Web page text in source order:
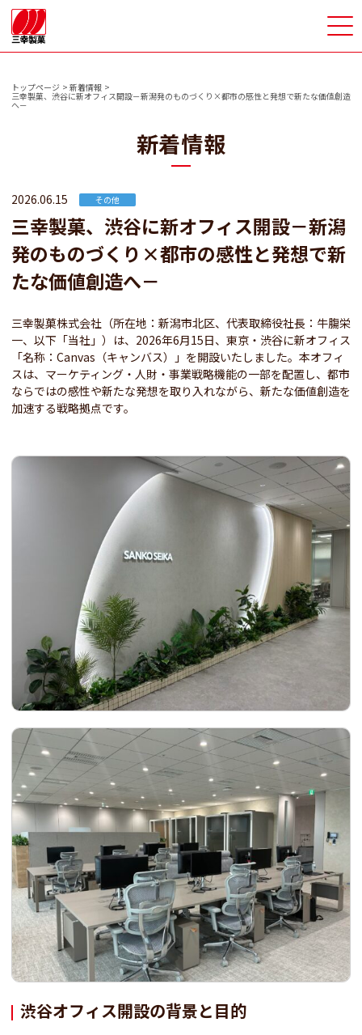
トップページ 新着情報
三幸製菓、渋谷に新オフィス開設－新潟発のものづくり×都市の感性と発想で新たな価値創造
へ－
新着情報
2026.06.15 その他
三幸製菓、渋谷に新オフィス開設－新潟
発のものづくり×都市の感性と発想で新
たな価値創造へ－
三幸製菓株式会社（所在地：新潟市北区、代表取締役社長：牛膓栄
一、以下「当社」）は、2026年6月15日、東京・渋谷に新オフィス
「名称：Canvas（キャンバス）」を開設いたしました。本オフィ
スは、マーケティング・人財・事業戦略機能の一部を配置し、都市
ならではの感性や新たな発想を取り入れながら、新たな価値創造を
加速する戦略拠点です。
渋谷オフィス開設の背景と目的